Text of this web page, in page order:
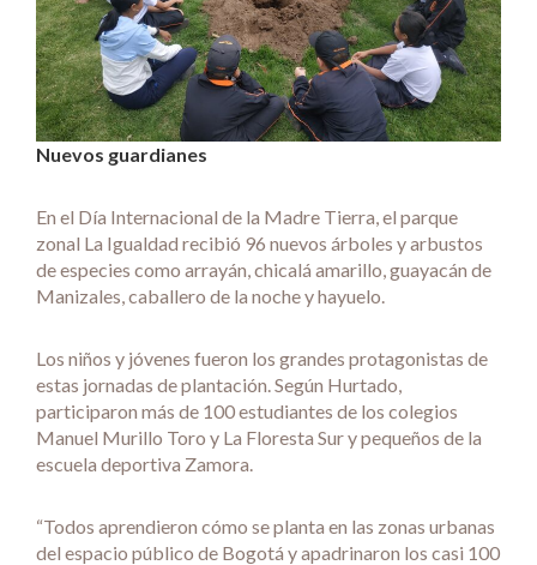
Nuevos guardianes
En el Día Internacional de la Madre Tierra, el parque
zonal La Igualdad recibió 96 nuevos árboles y arbustos
de especies como arrayán, chicalá amarillo, guayacán de
Manizales, caballero de la noche y hayuelo.
Los niños y jóvenes fueron los grandes protagonistas de
estas jornadas de plantación. Según Hurtado,
participaron más de 100 estudiantes de los colegios
Manuel Murillo Toro y La Floresta Sur y pequeños de la
escuela deportiva Zamora.
“Todos aprendieron cómo se planta en las zonas urbanas
del espacio público de Bogotá y apadrinaron los casi 100